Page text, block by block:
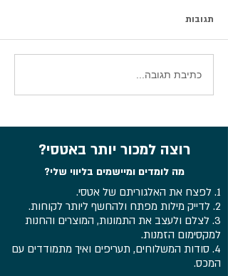
סיכום וובינר עדכוני אטסי 2026
תגובות
כתיבת תגובה...
רוצה למכור יותר באטסי?
מה לומדים ומיישמים בליווי שלי?
1. לפצח את האלגוריתם של אטסי.
2. לדייק מילות מפתח ולהחשף ליותר לקוחות.
3. לצלם ולעצב את התמונות, המוצרים והחנות
למקסימום הזמנות.
4. סודות המשלוחים, תעריפים ואיך מתמודדים עם
המכס.